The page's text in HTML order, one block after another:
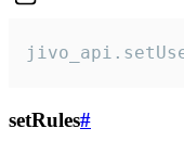
setRules#